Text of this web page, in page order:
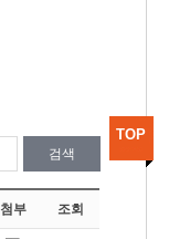
검색
첨부 조회
TOP